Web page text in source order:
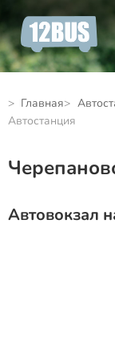
Главная
Автостанция
Автовокзал